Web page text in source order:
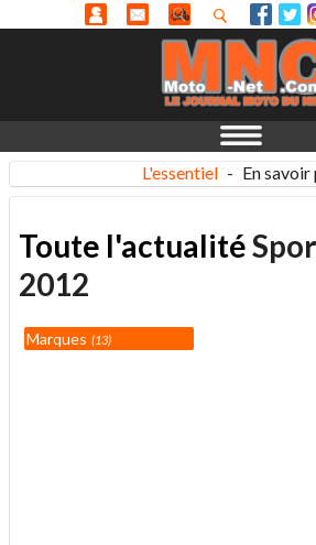
L'essentiel - En savoir
Toute l'actualité
2012
Marques 13